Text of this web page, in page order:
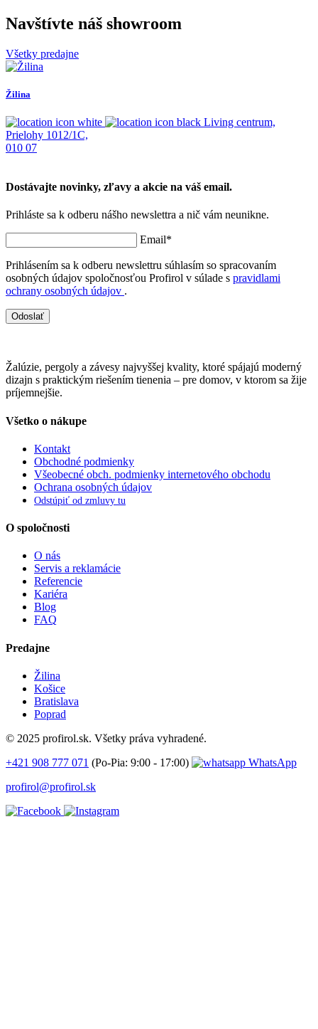
Navštívte náš showroom
Všetky predajne
Žilina
Living centrum,
Prielohy 1012/1C,
010 07
Dostávajte novinky, zľavy a akcie na váš email.
Prihláste sa k odberu nášho newslettra a nič vám neunikne.
Email*
Prihlásením sa k odberu newslettru súhlasím so spracovaním
osobných údajov spoločnosťou Profirol v súlade s pravidlami
ochrany osobných údajov .
Odoslať
Žalúzie, pergoly a závesy najvyššej kvality, ktoré spájajú moderný
dizajn s praktickým riešením tienenia – pre domov, v ktorom sa žije
príjemnejšie.
Všetko o nákupe
Kontakt
Obchodné podmienky
Všeobecné obch. podmienky internetového obchodu
Ochrana osobných údajov
Odstúpiť od zmluvy tu
O spoločnosti
O nás
Servis a reklamácie
Referencie
Kariéra
Blog
FAQ
Predajne
Žilina
Košice
Bratislava
Poprad
© 2025 profirol.sk. Všetky práva vyhradené.
+421 908 777 071 (Po-Pia: 9:00 - 17:00)
WhatsApp
profirol@profirol.sk